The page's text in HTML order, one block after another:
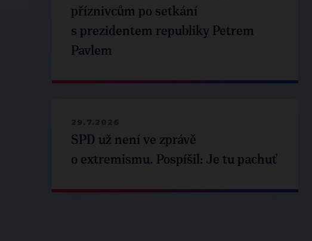
příznivcům po setkání
s prezidentem republiky Petrem
Pavlem
29.7.2026
SPD už není ve zprávě
o extremismu. Pospíšil: Je tu pachuť